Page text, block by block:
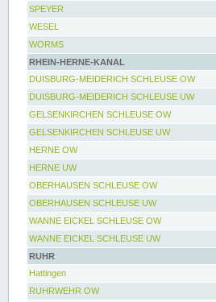
SPEYER
WESEL
WORMS
RHEIN-HERNE-KANAL
DUISBURG-MEIDERICH SCHLEUSE OW
DUISBURG-MEIDERICH SCHLEUSE UW
GELSENKIRCHEN SCHLEUSE OW
GELSENKIRCHEN SCHLEUSE UW
HERNE OW
HERNE UW
OBERHAUSEN SCHLEUSE OW
OBERHAUSEN SCHLEUSE UW
WANNE EICKEL SCHLEUSE OW
WANNE EICKEL SCHLEUSE UW
RUHR
Hattingen
RUHRWEHR OW